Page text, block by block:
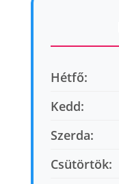
Hétfő:
Kedd:
Szerda:
Csütörtök: